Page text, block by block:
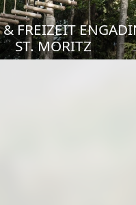
& FREIZEIT
ST. MORITZ